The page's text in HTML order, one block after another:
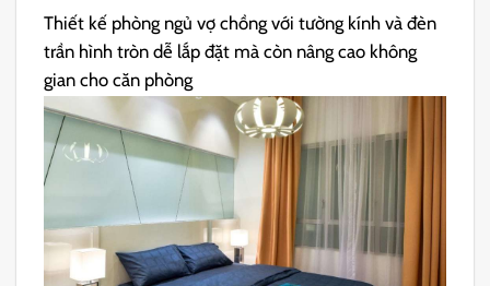
Thiết kế phòng ngủ vợ chồng với tường kính và đèn
trần hình tròn dễ lắp đặt mà còn nâng cao không
gian cho căn phòng